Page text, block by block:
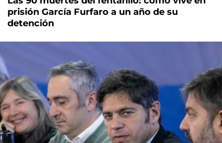
prisión García Furfaro a un año de su
detención